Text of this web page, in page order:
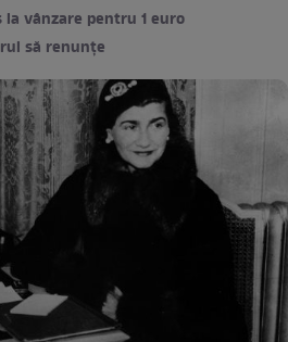
la vânzare pentru 1 euro
să renunțe